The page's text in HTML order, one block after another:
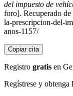
del impuesto de
foro]. Recuperado
la-prescripcion-del-
anos-1157/
Copiar cita
Registro gratis en
Regístrese y obtenga